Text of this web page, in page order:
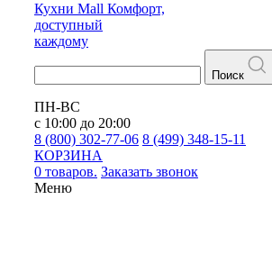
Кухни Mall Комфорт,
доступный
каждому
Поиск
ПН-ВС
с 10:00 до 20:00
8 (800) 302-77-06 8 (499) 348-15-11
КОРЗИНА
0 товаров. Заказать звонок
Меню